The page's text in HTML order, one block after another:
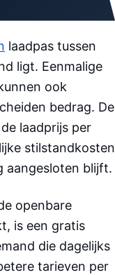
laadpas tussen
ligt. Eenmalige
ook
bedrag. De
laadprijs per
stilstandkosten
aangesloten blijft.
openbare
is een gratis
die dagelijks
tarieven per